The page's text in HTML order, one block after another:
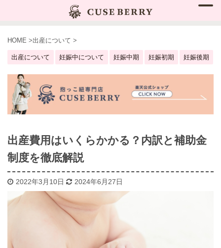
HOME >出産について >
出産について 妊娠中について 妊娠中期 妊娠初期 妊娠後期
出産費用はいくらかかる？内訳と補助金
制度を徹底解説
2022年3月10日 2024年6月27日